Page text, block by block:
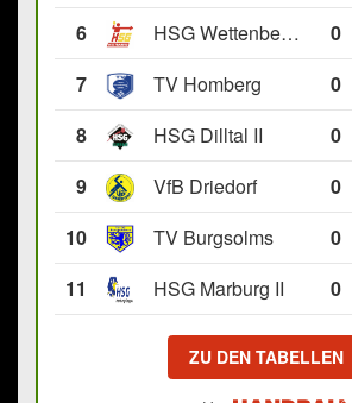
6
HSG Wettenberg III 0
7
TV Homberg 0
8
HSG Dilltal II 0
9
VfB Driedorf 0
10
TV Burgsolms 0
11
HSG Marburg II 0
ZU DEN TABELLEN